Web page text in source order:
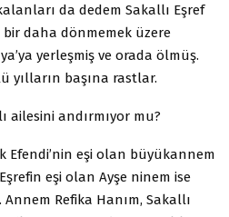
da dedem Sakallı Eşref
bir daha dönmemek üzere
yerleşmiş ve orada ölmüş.
yılların başına rastlar.
ailesini andırmıyor mu?
Efendi’nin eşi olan büyükannem
eşi olan Ayşe ninem ise
Refika Hanım, Sakallı